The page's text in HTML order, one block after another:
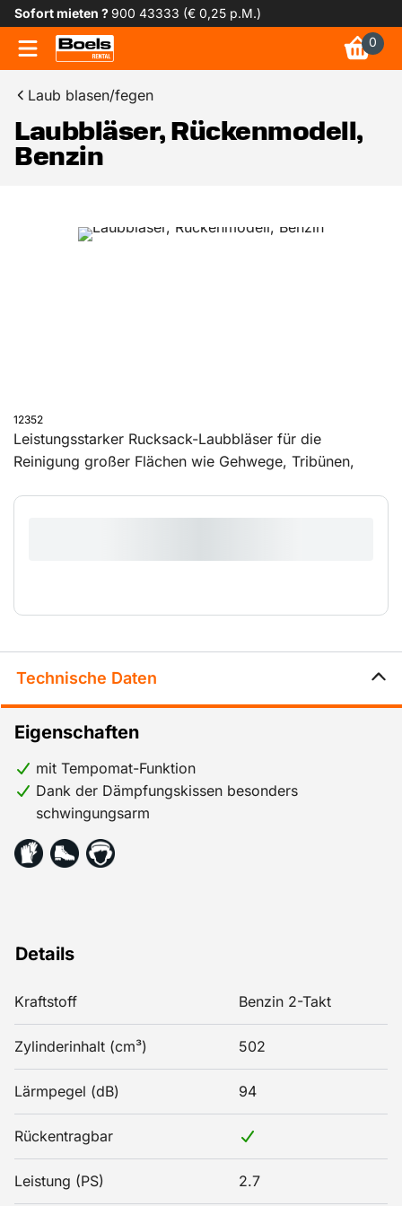
Sofort mieten ?900 43333 (€ 0,25 p.M.)
0
Laub blasen/fegen
Laubbläser, Rückenmodell,
Benzin
12352
Leistungsstarker Rucksack-Laubbläser für die
Reinigung großer Flächen wie Gehwege, Tribünen,
Gewicht, der ergonomische Tragegurt und die
Technische Daten
Details
Kraftstoff Benzin 2-Takt
Zylinderinhalt (cm³) 502
Lärmpegel (dB) 94
Rückentragbar
Leistung (PS) 2.7
Eigenschaften
mit Tempomat-Funktion
Dank der Dämpfungskissen besonders
schwingungsarm